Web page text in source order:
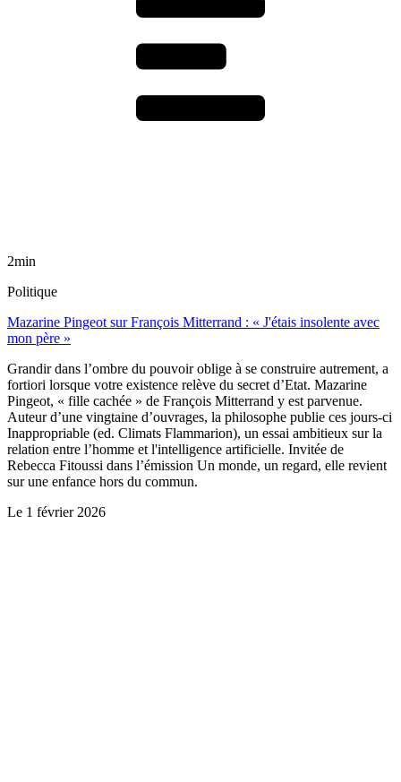
2min
Politique
Mazarine Pingeot sur François Mitterrand : « J'étais insolente avec
mon père »
Grandir dans l’ombre du pouvoir oblige à se construire autrement, a
fortiori lorsque votre existence relève du secret d’Etat. Mazarine
Pingeot, « fille cachée » de François Mitterrand y est parvenue.
Auteur d’une vingtaine d’ouvrages, la philosophe publie ces jours-ci
Inappropriable (ed. Climats Flammarion), un essai ambitieux sur la
relation entre l’homme et l'intelligence artificielle. Invitée de
Rebecca Fitoussi dans l’émission Un monde, un regard, elle revient
sur une enfance hors du commun.
Le 1 février 2026